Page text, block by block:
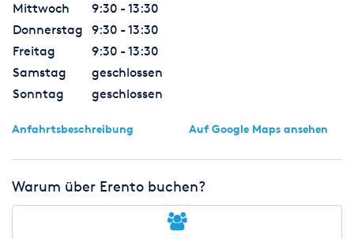
Mittwoch
9:30 - 13:30
Donnerstag
9:30 - 13:30
Freitag
9:30 - 13:30
Samstag
geschlossen
Sonntag
geschlossen
Anfahrtsbeschreibung Auf Google Maps ansehen
Warum über Erento buchen?